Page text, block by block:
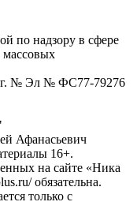
по надзору в сфере
№ Эл № ФС77-79276
Афанасьевич
16+.
на сайте «Ника
обязательна.
только с